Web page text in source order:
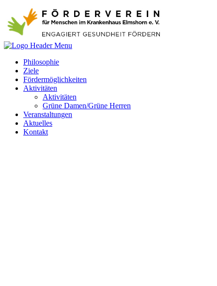
Philosophie
Ziele
Fördermöglichkeiten
Aktivitäten
Aktivitäten
Grüne Damen/Grüne Herren
Veranstaltungen
Aktuelles
Kontakt